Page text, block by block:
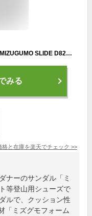
ダナー Danner サンダル ミズグモスライド MIZUGUMO SLIDE D823001 日本正規品
みる
格と在庫を楽天でチェック >>
ナーのサンダル「ミ
等登山用シューズで
ルで、クッション性
「ミズグモフォーム